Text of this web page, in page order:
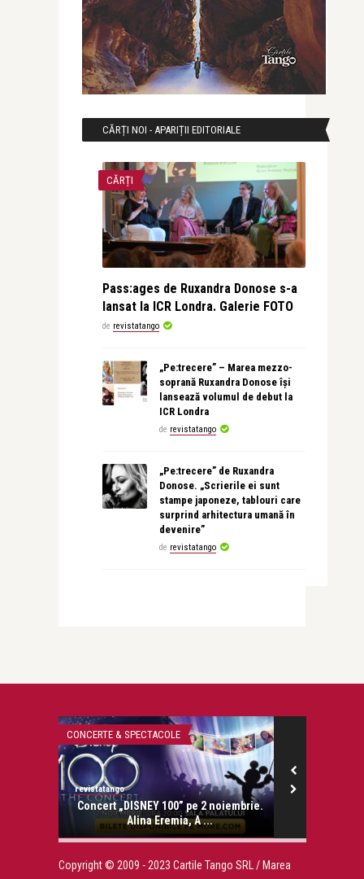
CĂRȚI NOI - APARIȚII EDITORIALE
CĂRȚI
Pass:ages de Ruxandra Donose s-a
lansat la ICR Londra. Galerie FOTO
de revistatango
„Pe:trecere” – Marea mezzo-
soprană Ruxandra Donose își
lansează volumul de debut la
ICR Londra
de revistatango
„Pe:trecere” de Ruxandra
Donose. „Scrierile ei sunt
stampe japoneze, tablouri care
surprind arhitectura umană în
devenire”
de revistatango
CONCERTE & SPECTACOLE
revistatango
Concert „DISNEY 100” pe 2 noiembrie.
Alina Eremia, A ...
Copyright © 2009 - 2023 Cartile Tango SRL / Marea